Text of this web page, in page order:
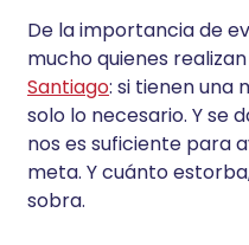
De la importancia de
mucho quienes
Santiago: si tienen una
solo lo necesario. Y se
nos es suficiente para
meta. Y cuánto
sobra.